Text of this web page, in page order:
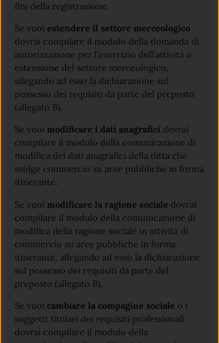
fini della registrazione.
Se vuoi estendere il settore merceologico
dovrai compilare il modulo della domanda di
autorizzazione per l'esercizio dell'attività o
estensione del settore merceologico,
allegando ad esso la dichiarazione sul
possesso dei requisiti da parte del preposto
(allegato B).
Se vuoi modificare i dati anagrafici dovrai
compilare il modulo della comunicazione di
modifica dei dati anagrafici della ditta che
svolge commercio su aree pubbliche in forma
itinerante.
Se vuoi modificare la ragione sociale dovrai
compilare il modulo della comunicazione di
modifica della ragione sociale in attività di
commercio su aree pubbliche in forma
itinerante, allegando ad esso la dichiarazione
sul possesso dei requisiti da parte del
preposto (allegato B).
Se vuoi cambiare la compagine sociale o i
soggetti titolari dei requisiti professionali
dovrai compilare il modulo della